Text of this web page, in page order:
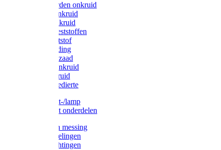
Protect Garden onkruid
Diversen onkruid
Solabiol onkruid
Solabiol meststoffen
Pokon meststof
Pokon voeding
Pokon graszaad
Roundup onkruid
Pokon onkruid
Pokon ongedierte
Vliegenkast-/lamp
Vliegenkast onderdelen
Zuigkorven messing
Geka koppelingen
Geka afdichtingen